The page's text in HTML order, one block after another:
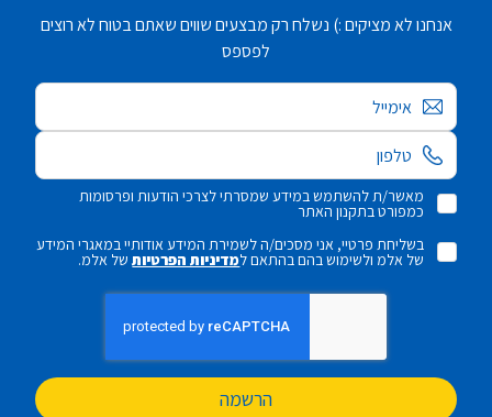
אנחנו לא מציקים :) נשלח רק מבצעים שווים שאתם בטוח לא רוצים
לפספס
אימייל
מאשר/ת להשתמש במידע שמסרתי לצרכי הודעות ופרסומות
כמפורט בתקנון האתר
בשליחת פרטיי, אני מסכים/ה לשמירת המידע אודותיי במאגרי המידע
של אלמ ולשימוש בהם בהתאם למדיניות הפרטיותשל אלמ.
הרשמה